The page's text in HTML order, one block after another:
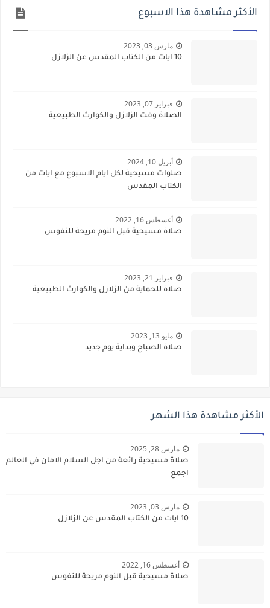
الأكثر مشاهدة هذا الاسبوع
مارس 03, 2023
10 ايات من الكتاب المقدس عن الزلازل
فبراير 07, 2023
الصلاة وقت الزلازل والكوارث الطبيعية
أبريل 10, 2024
صلوات مسيحية لكل ايام الاسبوع مع ايات من
الكتاب المقدس
أغسطس 16, 2022
صلاة مسيحية قبل النوم مريحة للنفوس
فبراير 21, 2023
صلاة للحماية من الزلازل والكوارث الطبيعية
مايو 13, 2023
صلاة الصباح وبداية يوم جديد
الأكثر مشاهدة هذا الشهر
مارس 28, 2025
صلاة مسيحية رائعة من اجل السلام الامان في العالم
اجمع
مارس 03, 2023
10 ايات من الكتاب المقدس عن الزلازل
أغسطس 16, 2022
صلاة مسيحية قبل النوم مريحة للنفوس